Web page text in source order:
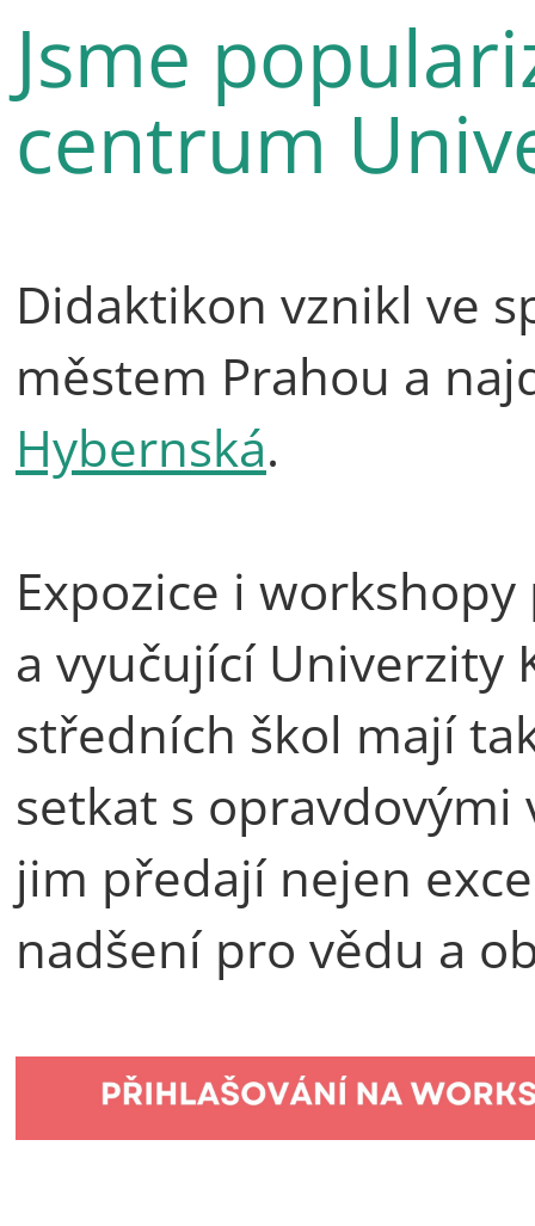
Jsme
centrum
Didaktikon vznikl ve
městem Prahou a
Hybernská.
Expozice i
a vyučující Univerzity
středních škol mají
setkat s
jim předají nejen
nadšení pro vědu a